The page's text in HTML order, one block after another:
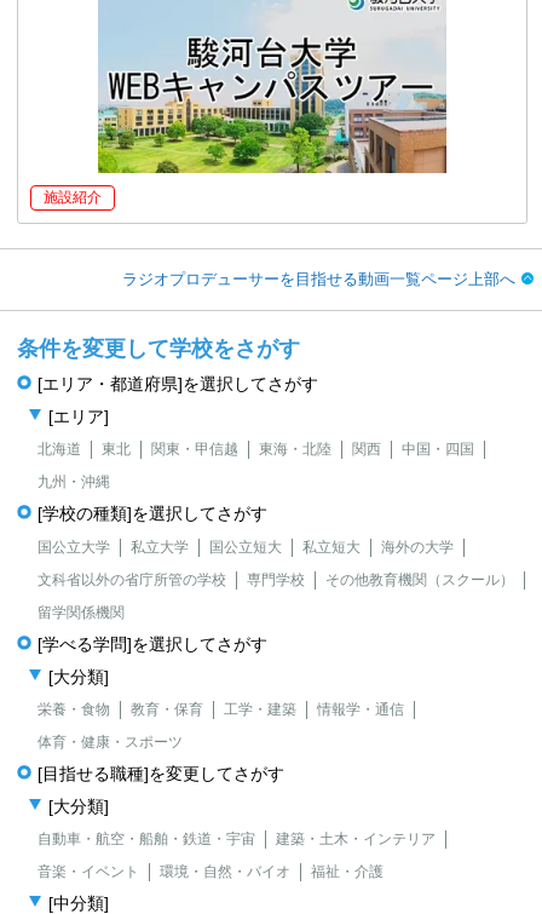
施設紹介
ラジオプロデューサーを目指せる動画一覧ページ上部へ
条件を変更して学校をさがす
[エリア・都道府県]を選択してさがす
[エリア]
北海道 東北 関東・甲信越 東海・北陸 関西
中国・四国
九州・沖縄
[学校の種類]を選択してさがす
国公立大学 私立大学 国公立短大 私立短大
海外の大学
文科省以外の省庁所管の学校
専門学校
その他教育機関（スクール）
留学関係機関
[学べる学問]を選択してさがす
[大分類]
栄養・食物 教育・保育 工学・建築
情報学・通信
体育・健康・スポーツ
[目指せる職種]を変更してさがす
[大分類]
自動車・航空・船舶・鉄道・宇宙
建築・土木・インテリア
音楽・イベント
環境・自然・バイオ 福祉・介護
[中分類]